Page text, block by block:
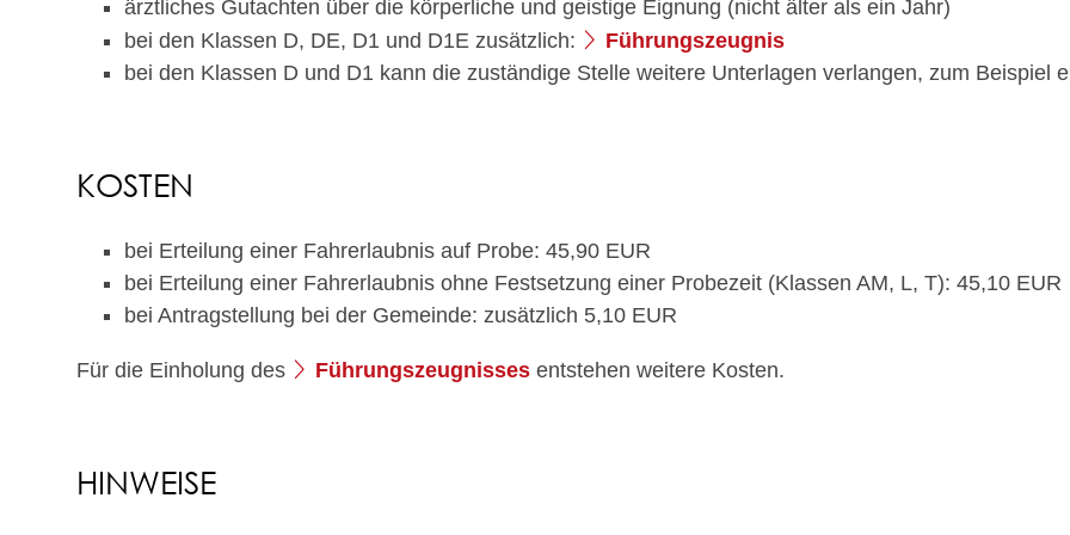
ärztliches Gutachten über die körperliche und geistige Eignung (nicht älter als ein Jahr)
bei den Klassen D, DE, D1 und D1E zusätzlich:
Führungszeugnis
bei den Klassen D und D1 kann die zuständige Stelle weitere Unterlagen verlangen, zum Beispiel
KOSTEN
bei Erteilung einer Fahrerlaubnis auf Probe: 45,90 EUR
bei Erteilung einer Fahrerlaubnis ohne Festsetzung einer Probezeit (Klassen AM, L, T): 45,10 EUR
bei Antragstellung bei der Gemeinde: zusätzlich 5,10 EUR
Für die Einholung des Führungszeugnisses entstehen weitere Kosten.
HINWEISE